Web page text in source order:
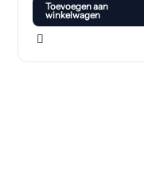
Toevoegen aan
winkelwagen